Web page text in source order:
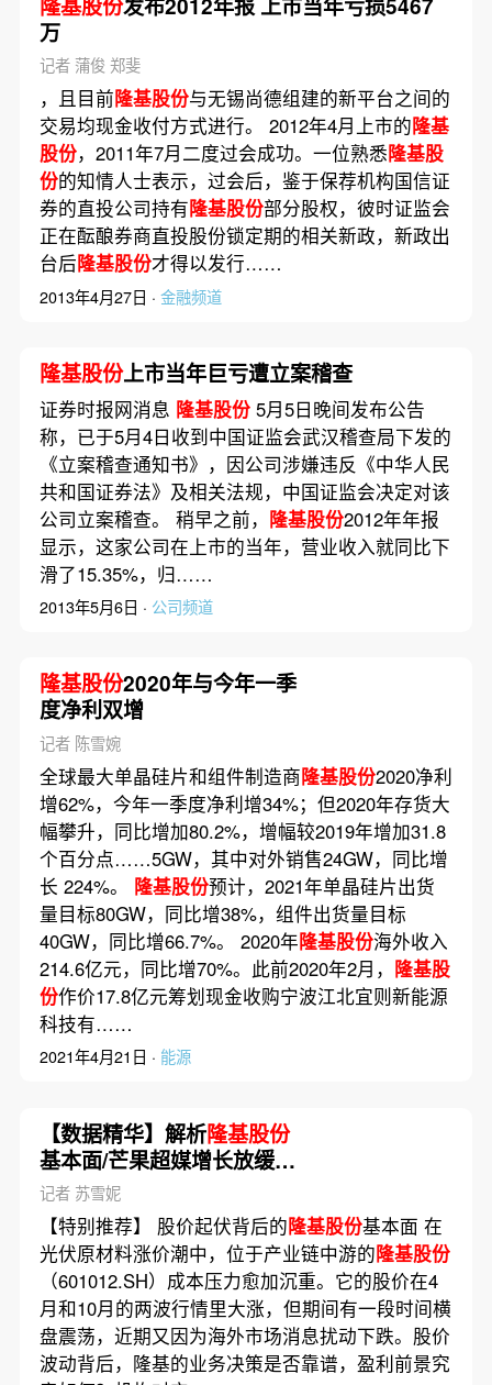
隆基股份发布2012年报 上市当年亏损5467
万
记者 蒲俊 郑斐
，且目前隆基股份与无锡尚德组建的新平台之间的
交易均现金收付方式进行。 2012年4月上市的隆基
股份，2011年7月二度过会成功。一位熟悉隆基股
份的知情人士表示，过会后，鉴于保荐机构国信证
券的直投公司持有隆基股份部分股权，彼时证监会
正在酝酿券商直投股份锁定期的相关新政，新政出
台后隆基股份才得以发行……
2013年4月27日 · 金融频道
隆基股份上市当年巨亏遭立案稽查
证券时报网消息 隆基股份5月5日晚间发布公告
称，已于5月4日收到中国证监会武汉稽查局下发的
《立案稽查通知书》，因公司涉嫌违反《中华人民
共和国证券法》及相关法规，中国证监会决定对该
公司立案稽查。 稍早之前， 隆基股份2012年年报
显示，这家公司在上市的当年，营业收入就同比下
滑了15.35%，归……
2013年5月6日 · 公司频道
隆基股份2020年与今年一季
度净利双增
记者 陈雪婉
全球最大单晶硅片和组件制造商隆基股份2020净利
增62%，今年一季度净利增34%；但2020年存货大
幅攀升，同比增加80.2%，增幅较2019年增加31.8
个百分点……5GW，其中对外销售24GW，同比增
长 224%。 隆基股份预计，2021年单晶硅片出货
量目标80GW，同比增38%，组件出货量目标
40GW，同比增66.7%。 2020年隆基股份海外收入
214.6亿元，同比增70%。此前2020年2月， 隆基股
份作价17.8亿元筹划现金收购宁波江北宜则新能源
科技有……
2021年4月21日 · 能源
【数据精华】解析隆基股份
基本面/芒果超媒增长放缓忙
转型
记者 苏雪妮
【特别推荐】 股价起伏背后的隆基股份基本面 在
光伏原材料涨价潮中，位于产业链中游的隆基股份
（601012.SH）成本压力愈加沉重。它的股价在4
月和10月的两波行情里大涨，但期间有一段时间横
盘震荡，近期又因为海外市场消息扰动下跌。股价
波动背后，隆基的业务决策是否靠谱，盈利前景究